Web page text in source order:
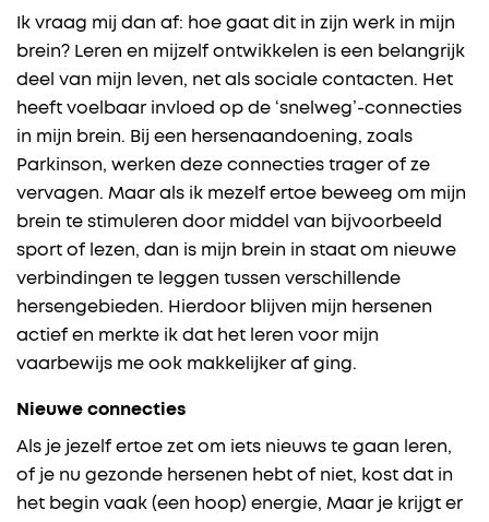
Ik vraag mij dan af: hoe gaat dit in zijn werk in mijn
brein? Leren en mijzelf ontwikkelen is een belangrijk
deel van mijn leven, net als sociale contacten. Het
heeft voelbaar invloed op de ‘snelweg’-connecties
in mijn brein. Bij een hersenaandoening, zoals
Parkinson, werken deze connecties trager of ze
vervagen. Maar als ik mezelf ertoe beweeg om mijn
brein te stimuleren door middel van bijvoorbeeld
sport of lezen, dan is mijn brein in staat om nieuwe
verbindingen te leggen tussen verschillende
hersengebieden. Hierdoor blijven mijn hersenen
actief en merkte ik dat het leren voor mijn
vaarbewijs me ook makkelijker af ging.
Nieuwe connecties
Als je jezelf ertoe zet om iets nieuws te gaan leren,
of je nu gezonde hersenen hebt of niet, kost dat in
het begin vaak (een hoop) energie, Maar je krijgt er